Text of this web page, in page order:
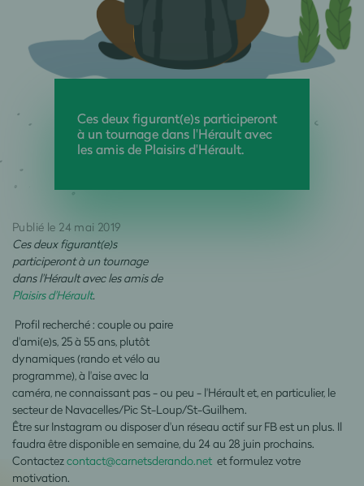
Ces deux figurant(e)s participeront
à un tournage dans l'Hérault avec
les amis de Plaisirs d'Hérault.
Publié le 24 mai 2019
Ces deux figurant(e)s
participeront à un tournage
dans l'Hérault avec les amis de
Plaisirs d'Hérault.
Profil recherché : couple ou paire
d'ami(e)s, 25 à 55 ans, plutôt
dynamiques (rando et vélo au
programme), à l'aise avec la
caméra, ne connaissant pas - ou peu - l'Hérault et, en particulier, le
secteur de Navacelles/Pic St-Loup/St-Guilhem.
Être sur Instagram ou disposer d'un réseau actif sur FB est un plus. Il
faudra être disponible en semaine, du 24 au 28 juin prochains.
Contactezcontact@carnetsderando.net et formulez votre
motivation.